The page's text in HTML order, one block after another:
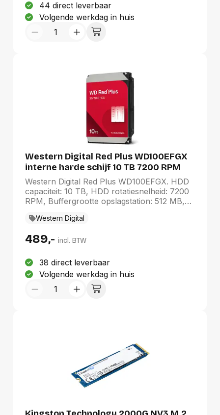
44 direct leverbaar
Volgende werkdag in huis
Western Digital Red Plus WD100EFGX
interne harde schijf 10 TB 7200 RPM
512 MB 3.5" SATA III
Western Digital Red Plus WD100EFGX. HDD
capaciteit: 10 TB, HDD rotatiesnelheid: 7200
RPM, Buffergrootte opslagstation: 512 MB,
Western Digital
489,- incl. BTW
38 direct leverbaar
Volgende werkdag in huis